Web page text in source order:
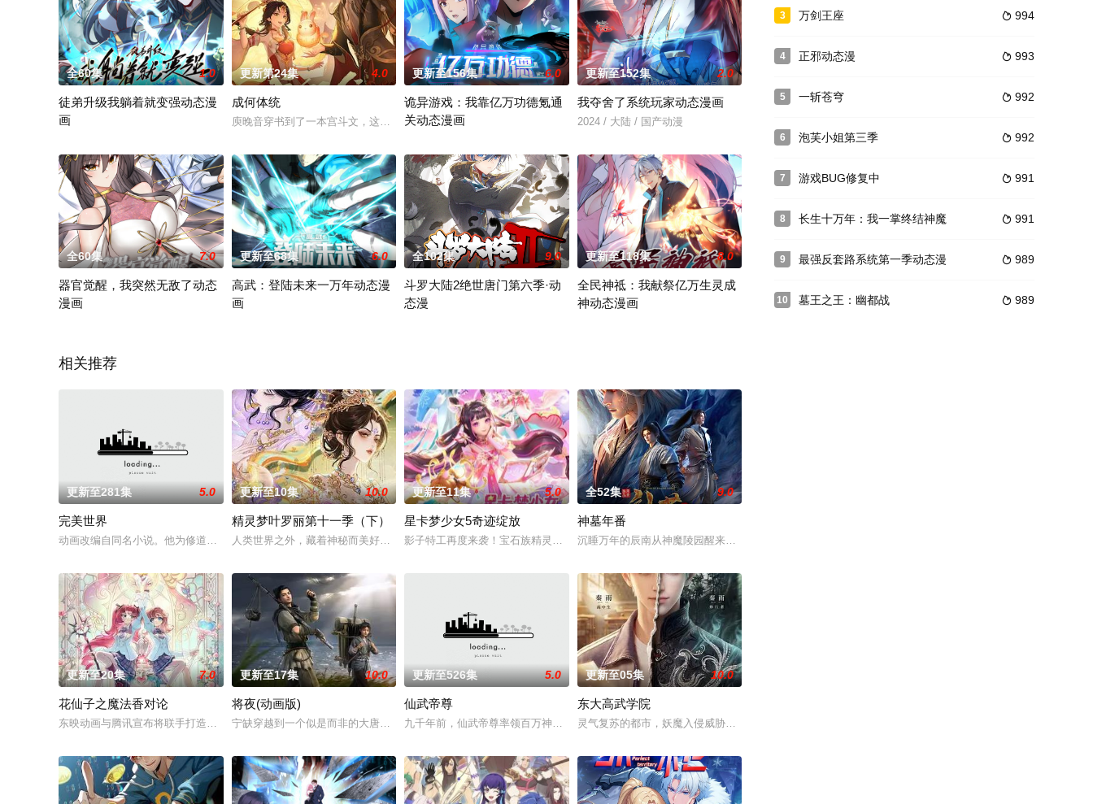
全60集 1.0
徒弟升级我躺着就变强动态漫
画
更新第24集 4.0
成何体统
庾晚音穿书到了一本宫斗文，这本书的女主也是穿书进来的，庾晚音为了逆转自己的反派宿命，选择和暴君联手，不料暴君竟然也是穿书进来的。庾晚音希望三
更新至156集 6.0
诡异游戏：我靠亿万功德氪通
关动态漫画
更新至152集 2.0
我夺舍了系统玩家动态漫画
2024 / 大陆 / 国产动漫
全60集 7.0
器官觉醒，我突然无敌了动态
漫画
更新至68集 6.0
高武：登陆未来一万年动态漫
画
全102集 9.0
斗罗大陆2绝世唐门第六季·动
态漫
更新至118集 8.0
全民神祗：我献祭亿万生灵成
神动态漫画
相关推荐
更新至281集 5.0
完美世界
动画改编自同名小说。他为修道而生，为应劫而至，他身化亿万血雨，洒落万古岁月，经历无数时空的熬炼，岁月长河的洗礼，他化万古，他化自在。看男主石
更新至10集 10.0
精灵梦叶罗丽第十一季（下）
人类世界之外，藏着神秘而美好的叶罗丽仙境。这里的仙子因自然与人类世界的兴衰而生，也与万物命运相连。当人类世界灾难骤起，风云失色，失衡的力量逐
更新至11集 5.0
星卡梦少女5奇迹绽放
影子特工再度来袭！宝石族精灵竟然成了关键所在！东方桃子与伙伴们一边为救治师父森木宇冲击仙蜜试炼赛冠军，一边暗中追查潜伏在参赛者中
全52集 9.0
神墓年番
沉睡万年的辰南从神魔陵园醒来，在经历了一系列奇遇后名动四方。随着辰南来到央锦国遇到晨曦，新的冒险
更新至20集 7.0
花仙子之魔法香对论
东映动画与腾讯宣布将联手打造『花仙子』全新动画新作将继承经典、结合潮流、呈现崭新的花仙子世界
更新至17集 10.0
将夜(动画版)
宁缺穿越到一个似是而非的大唐世界，却发现此处为处处惊险的修行世界，原本以为自己可以从此吃香喝辣，一跃成为人上人时，他却发现自己既没有任何修行
更新至526集 5.0
仙武帝尊
九千年前，仙武帝尊率领百万神将打入太古洪荒，却无一人归来，只有一缕真火遗留世间。九千年后，门派废徒叶辰，被赶出宗门，无以为家，机
更新至05集 10.0
东大高武学院
灵气复苏的都市，妖魔入侵威胁来袭，天生废灵根的少年秦雨体内意外觉醒神力，被选中成为神秘至强功法万
3  994
万剑王座
4  993
正邪动态漫
5  992
一斩苍穹
6  992
泡芙小姐第三季
7  991
游戏BUG修复中
8  991
长生十万年：我一掌终结神魔
9  989
最强反套路系统第一季动态漫
10  989
墓王之王：幽都战